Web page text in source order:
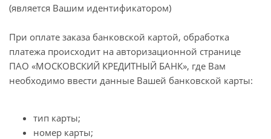
(является Вашим идентификатором)
При оплате заказа банковской картой, обработка
платежа происходит на авторизационной странице
ПАО «МОСКОВСКИЙ КРЕДИТНЫЙ БАНК», где Вам
необходимо ввести данные Вашей банковской карты:
тип карты;
номер карты;